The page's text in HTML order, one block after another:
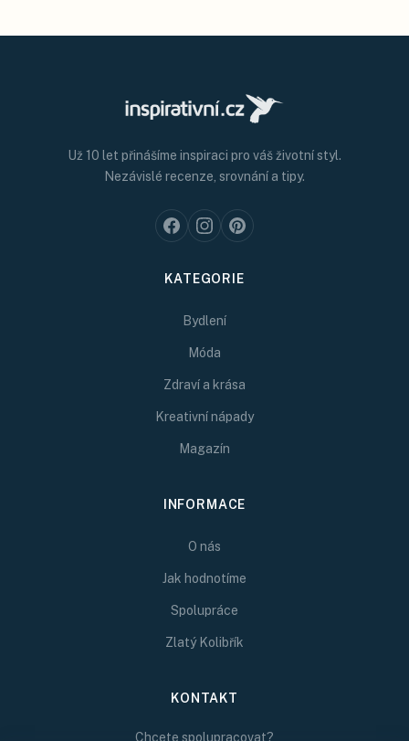
Už 10 let přinášíme inspiraci pro váš životní styl.
Nezávislé recenze, srovnání a tipy.
KATEGORIE
Bydlení
Móda
Zdraví a krása
Kreativní nápady
Magazín
INFORMACE
O nás
Jak hodnotíme
Spolupráce
Zlatý Kolibřík
KONTAKT
Chcete spolupracovat?